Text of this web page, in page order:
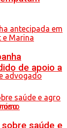
de apoio a
sobre saúde e